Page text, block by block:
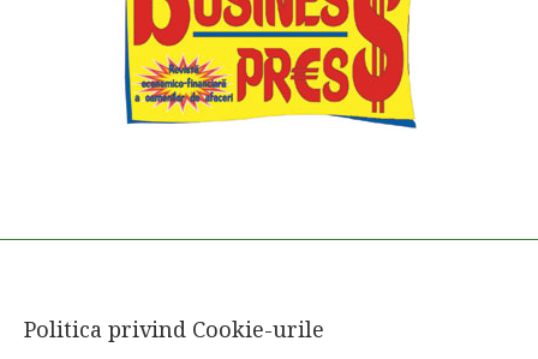
Politica privind Cookie-urile